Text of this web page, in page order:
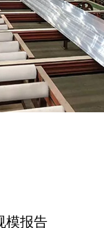
模报告